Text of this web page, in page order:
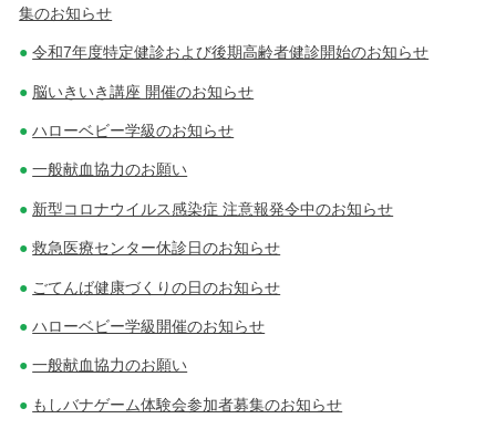
集のお知らせ
令和7年度特定健診および後期高齢者健診開始のお知らせ
脳いきいき講座 開催のお知らせ
ハローベビー学級のお知らせ
一般献血協力のお願い
新型コロナウイルス感染症 注意報発令中のお知らせ
救急医療センター休診日のお知らせ
ごてんば健康づくりの日のお知らせ
ハローベビー学級開催のお知らせ
一般献血協力のお願い
もしバナゲーム体験会参加者募集のお知らせ